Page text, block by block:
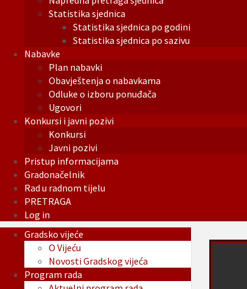
Statistika sjednica
Statistika sjednica po godini
Statistika sjednica po sazivu
Nabavke
Plan nabavki
Obavještenja o nabavkama
Odluke o izboru ponuđača
Ugovori
Konkursi i javni pozivi
Konkursi
Javni pozivi
Pristup informacijama
Gradonačelnik
Rad u radnom tijelu
PRETRAGA
Log in
Gradsko vijeće
O Vijeću
Novosti Gradskog vijeća
Program rada